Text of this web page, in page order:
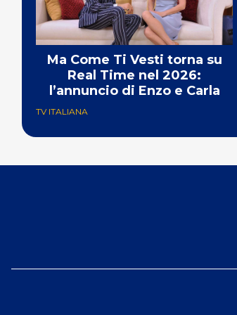
Ma Come Ti Vesti torna su
Real Time nel 2026:
l’annuncio di Enzo e Carla
TV ITALIANA